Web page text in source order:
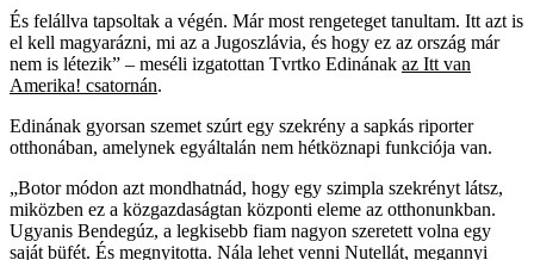
És felállva tapsoltak a végén. Már most rengeteget tanultam. Itt azt is
el kell magyarázni, mi az a Jugoszlávia, és hogy ez az ország már
nem is létezik” – meséli izgatottan Tvrtko Edinának az Itt van
Amerika! csatornán.
Edinának gyorsan szemet szúrt egy szekrény a sapkás riporter
otthonában, amelynek egyáltalán nem hétköznapi funkciója van.
„Botor módon azt mondhatnád, hogy egy szimpla szekrényt látsz,
miközben ez a közgazdaságtan központi eleme az otthonunkban.
Ugyanis Bendegúz, a legkisebb fiam nagyon szeretett volna egy
saját büfét. És megnyitotta. Nála lehet venni Nutellát, megannyi